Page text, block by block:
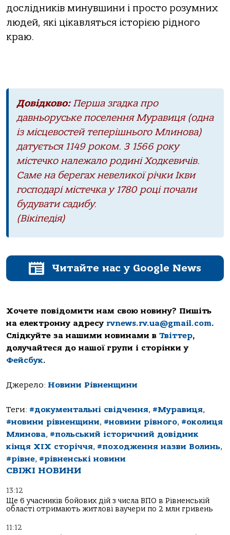
дослідників минувшини і просто розумних
людей, які цікавляться історією рідного
краю.
Довідково:Перша згадка про
давньоруське поселення Муравиця (одна
із місцевостей теперішнього Млинова)
датується 1149 роком. З 1566 року
містечко належало родині Ходкевичів.
Саме на берегах невеликої річки Ікви
господарі містечка у 1780 році почали
будувати садибу.
(Вікіпедія)
Читайте нас у Google News
Хочете повідомити нам свою новину? Пишіть
на електронну адресу rvnews.rv.ua@gmail.com.
Слідкуйте за нашими новинами в Твіттер,
долучайтеся до нашої групи і сторінки у
Фейсбук.
Джерело: Новини Рівненщини
Теги: #документальні свідчення, #Муравиця,
#новини рівненщини, #новини рівного, #околиця
Млинова, #польський історичний довідник
кінця ХIX сторіччя, #походження назви Волинь,
#рівне, #рівненські новини
СВІЖІ НОВИНИ
13:12
Ще 6 учасників бойових дій з числа ВПО в Рівненській
області отримають житлові ваучери по 2 млн гривень
11:12